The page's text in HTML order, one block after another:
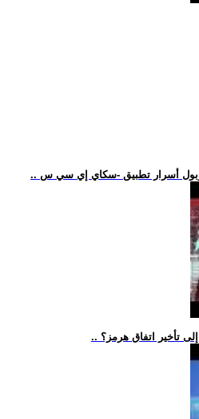
أسرار تطبيق -سكاي إي سي س
إلى تأخير اتفاق هرمز؟